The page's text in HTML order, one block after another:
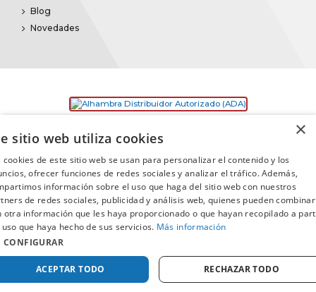
Blog
Novedades
· Todos los derechos reservados
×
sitio web utiliza cookies
cookies de este sitio web se usan para personalizar el contenido y los
ofrecer funciones de redes sociales y analizar el tráfico. Además,
información sobre el uso que haga del sitio web con nuestros
de redes sociales, publicidad y análisis web, quienes pueden
otra información que les haya proporcionado o que hayan recopilado a
que haya hecho de sus servicios. Más información
CONFIGURAR
ACEPTAR TODO RECHAZAR TODO